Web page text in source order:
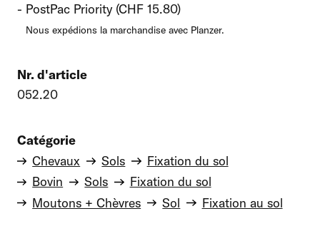
PostPac Priority (CHF 15.80)
Nous expédions la marchandise avec Planzer.
Nr. d'article
052.20
Catégorie
Chevaux
Sols
Fixation du sol
Bovin
Sols
Fixation du sol
Moutons + Chèvres
Sol Fixation au sol